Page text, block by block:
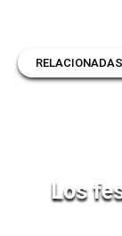
RELACIONADAS
Los